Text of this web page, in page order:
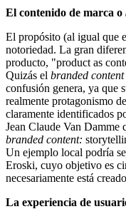
El contenido de marca o
El propósito (al igual que
notoriedad. La gran
producto, "product as
Quizás el branded content
confusión genera, ya que
realmente protagonismo
claramente identificados
Jean Claude Van Damme
branded content:
Un ejemplo local podría
Eroski, cuyo objetivo es
necesariamente está
La experiencia de